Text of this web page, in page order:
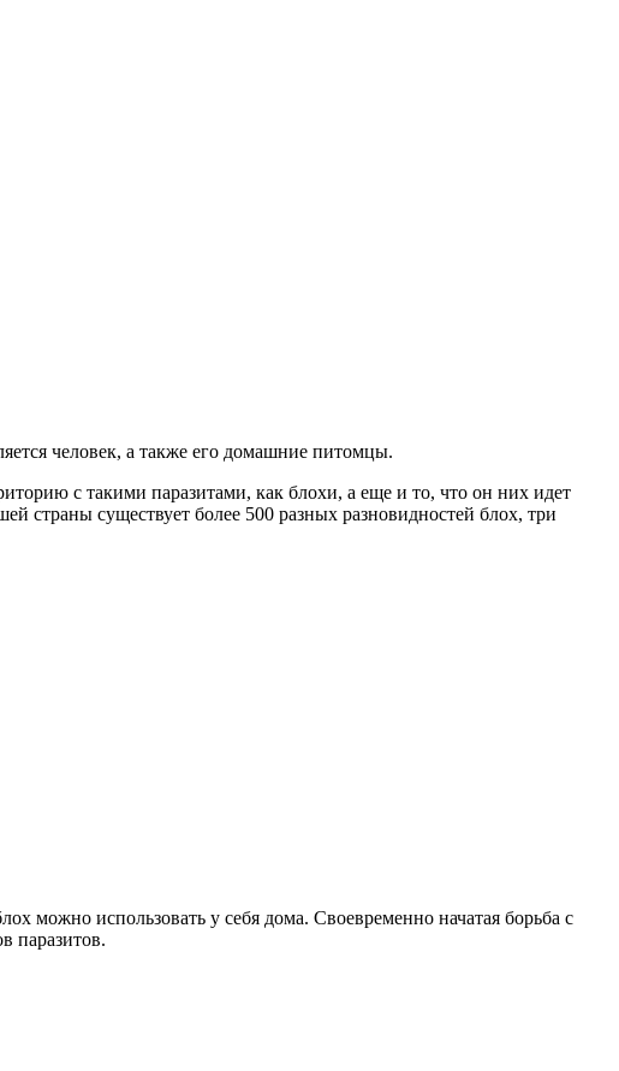
человек, а также его домашние питомцы.
с такими паразитами, как блохи, а еще и то, что он них идет
страны существует более 500 разных разновидностей блох, три
можно использовать у себя дома. Своевременно начатая борьба с
паразитов.